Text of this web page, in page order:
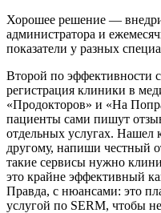
Хорошее решение —
администратора и
показатели у разных
Второй по эффективности
регистрация клиники в
«Продокторов» и «На
пациенты сами пишут
отдельных услугах.
другому, напиши честный
такие сервисы нужно
это крайне эффективный
Правда, с нюансами: это
услугой по SERM, чтобы